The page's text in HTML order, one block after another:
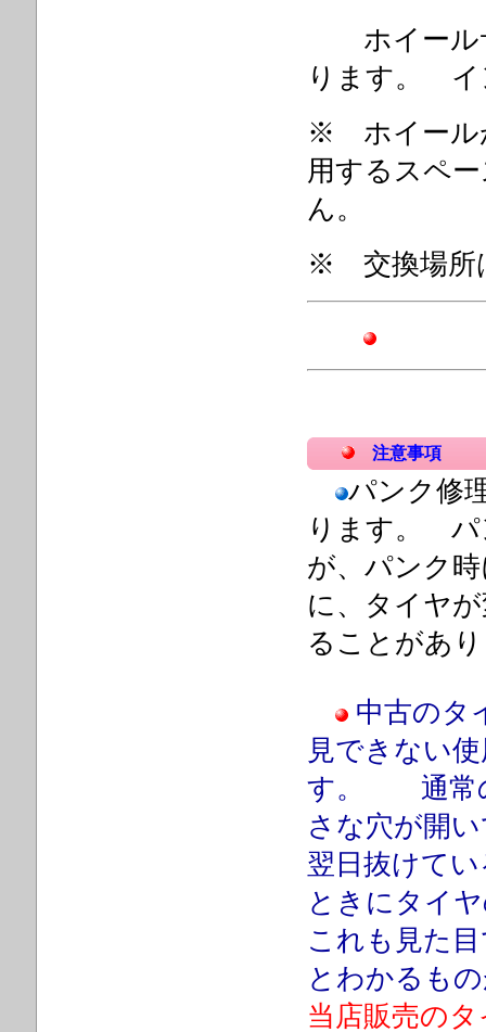
ホイールサ
ります。 イ
※ ホイール
用するスペ
ん。
※ 交換場所
注意事項
パンク修
ります。 パ
が、パンク
に、タイヤ
ることがあ
中古のタ
見できない
す。 通常の
さな穴が開
翌日抜けて
ときにタイ
これも見た
とわかるも
当店販売の